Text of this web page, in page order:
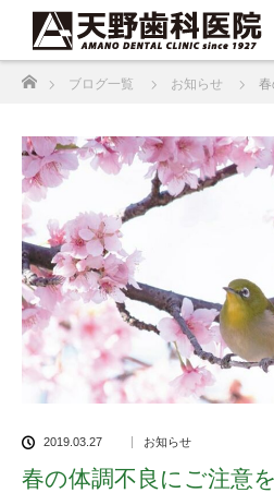
ブログ一覧 お知らせ 春
2019.03.27 お知らせ
春の体調不良にご注意を